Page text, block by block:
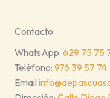
Contacto
WhatsApp: 629 75 75
Teléfono: 976 39 57 74
Email